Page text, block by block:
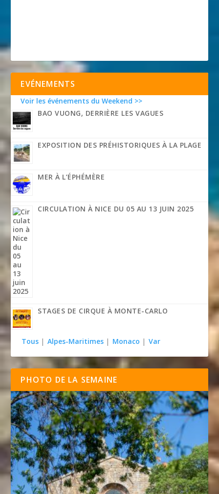
EVÉNEMENTS
Voir les événements du Weekend >>
BAO VUONG, DERRIÈRE LES VAGUES
EXPOSITION DES PRÉHISTORIQUES À LA PLAGE
MER À L’ÉPHÉMÈRE
CIRCULATION À NICE DU 05 AU 13 JUIN 2025
STAGES DE CIRQUE À MONTE-CARLO
Tous | Alpes-Maritimes | Monaco | Var
PHOTO DE LA SEMAINE